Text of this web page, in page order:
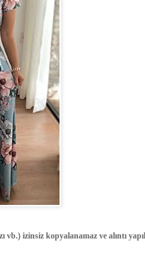
vb.) izinsiz kopyalanamaz ve alıntı